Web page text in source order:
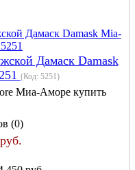
Дамаск Damask
(Код: 5251)
Миа-Аморе купить
(0)